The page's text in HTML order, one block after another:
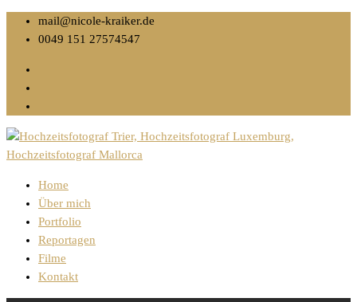
mail@nicole-kraiker.de
0049 151 27574547
Home
Über mich
Portfolio
Reportagen
Filme
Kontakt